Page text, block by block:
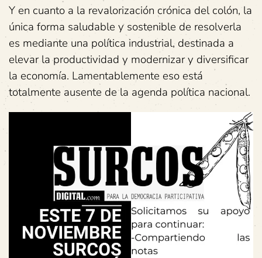
Y en cuanto a la revalorización crónica del colón, la
única forma saludable y sostenible de resolverla
es mediante una política industrial, destinada a
elevar la productividad y modernizar y diversificar
la economía. Lamentablemente eso está
totalmente ausente de la agenda política nacional.